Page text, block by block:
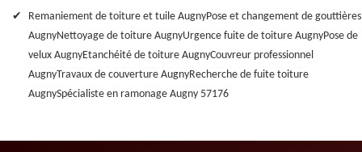
Remaniement de toiture et tuile AugnyPose et changement de gouttières
AugnyNettoyage de toiture AugnyUrgence fuite de toiture AugnyPose de
velux AugnyEtanchéité de toiture AugnyCouvreur professionnel
AugnyTravaux de couverture AugnyRecherche de fuite toiture
AugnySpécialiste en ramonage Augny 57176